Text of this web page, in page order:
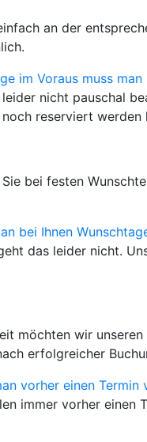
an der
im Voraus muss
nicht pauschal
reserviert werden
bei festen
bei Ihnen
das leider nicht.
möchten wir
erfolgreicher
vorher einen
immer vorher einen